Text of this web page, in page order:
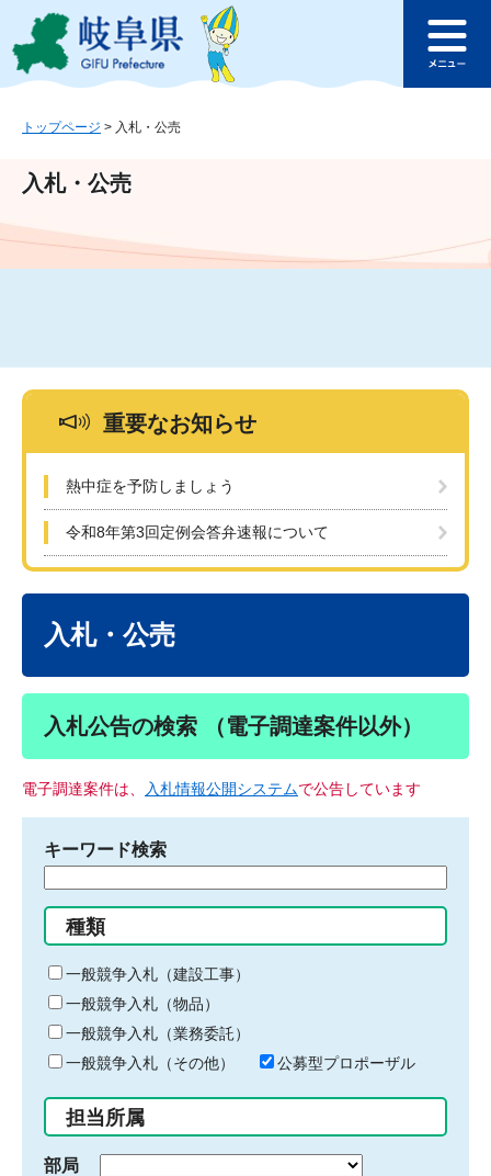
ジ
ュ
文
このページの本文へ
ュ
トップページ > 入札・公売
入札・公売
重要なお知らせ
熱中症を予防しましょう
令和8年第3回定例会答弁速報について
入札・公売
入札公告の検索 （電子調達案件以外）
電子調達案件は、 入札情報公開システムで公告しています
キーワード検索
る
キ
ー
ワ
ー
ド
入
力
種類
一般競争入札（建設工事）
一般競争入札（物品）
一般競争入札（業務委託）
一般競争入札（その他）
公募型プロポーザル
担当所属
部局